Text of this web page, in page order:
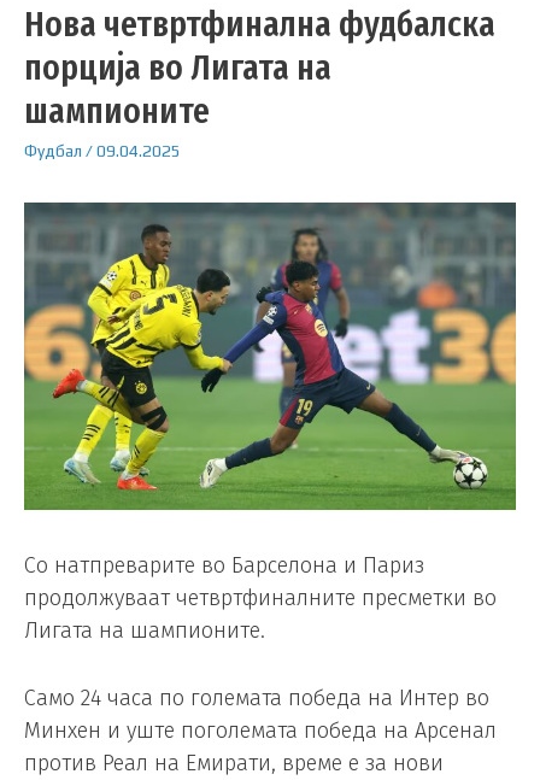
Нова четвртфинална фудбалска
порција во Лигата на
шампионите
Фудбал /09.04.2025
Со натпреварите во Барселона и Париз
продолжуваат четвртфиналните пресметки во
Лигата на шампионите.
Само 24 часа по големата победа на Интер во
Минхен и уште поголемата победа на Арсенал
против Реал на Емирати, време е за нови